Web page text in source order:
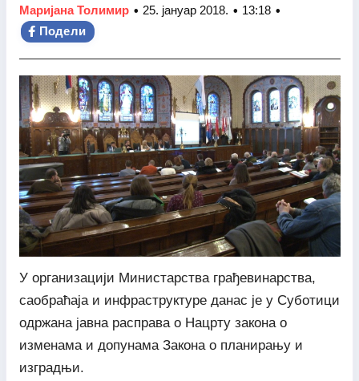
Маријана Толимир • 25. јануар 2018. • 13:18 •
Подели
У организацији Министарства грађевинарства,
саобраћаја и инфраструктуре данас је у Суботици
одржана јавна расправа о Нацрту закона о
изменама и допунама Закона о планирању и
изградњи.